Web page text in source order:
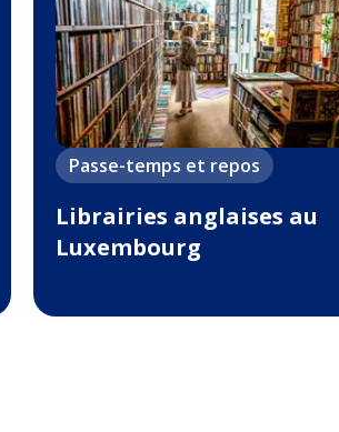
Passe-temps et repos
Librairies anglaises au
Luxembourg